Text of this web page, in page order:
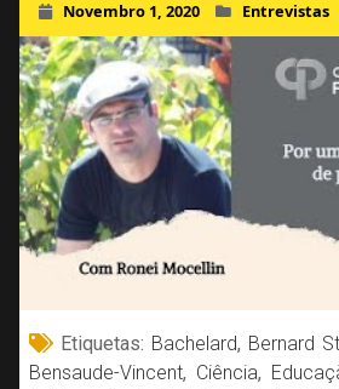
Novembro 1, 2020 Entrevistas
Etiquetas: Bachelard, Bernard
Bensaude-Vincent, Ciência,